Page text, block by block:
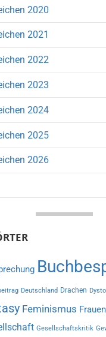
2020
2021
2022
2023
2024
2025
2026
Deutschland Drachen
Feminismus Frauen
Gesellschaftskritik